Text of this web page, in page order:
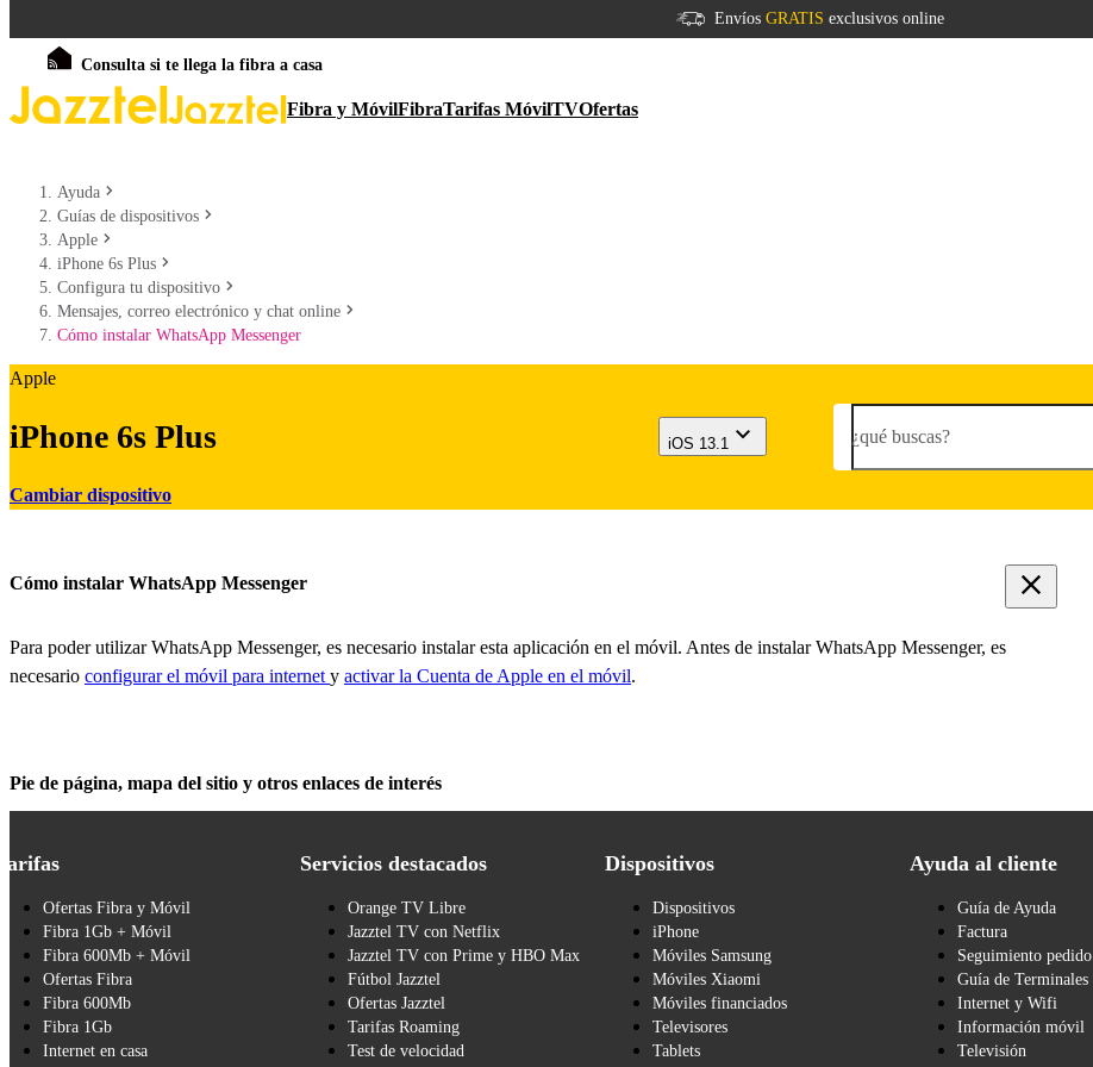
Envíos GRATIS exclusivos online
Consulta si te llega la fibra a casa
Fibra y MóvilFibraTarifas MóvilTVOfertas
Ayuda
Guías de dispositivos
Apple
iPhone 6s Plus
Configura tu dispositivo
Mensajes, correo electrónico y chat online
Cómo instalar WhatsApp Messenger
Apple
iPhone 6s Plus
Cambiar dispositivo
iOS 13.1 ¿qué buscas?
Cómo instalar WhatsApp Messenger
Para poder utilizar WhatsApp Messenger, es necesario instalar esta aplicación en el móvil. Antes de instalar WhatsApp Messenger, es
necesario configurar el móvil para internet y activar la Cuenta de Apple en el móvil.
Pie de página, mapa del sitio y otros enlaces de interés
Ofertas Fibra y Móvil
Fibra 1Gb + Móvil
Fibra 600Mb + Móvil
Ofertas Fibra
Fibra 600Mb
Fibra 1Gb
Internet en casa
Servicios destacados
Orange TV Libre
Jazztel TV con Netflix
Jazztel TV con Prime y HBO Max
Fútbol Jazztel
Ofertas Jazztel
Tarifas Roaming
Test de velocidad
Dispositivos
Dispositivos
iPhone
Móviles Samsung
Móviles Xiaomi
Móviles financiados
Televisores
Tablets
Ayuda al cliente
Guía de Ayuda
Factura
Seguimiento pedido
Guía de Terminales
Internet y Wifi
Información móvil
Televisión